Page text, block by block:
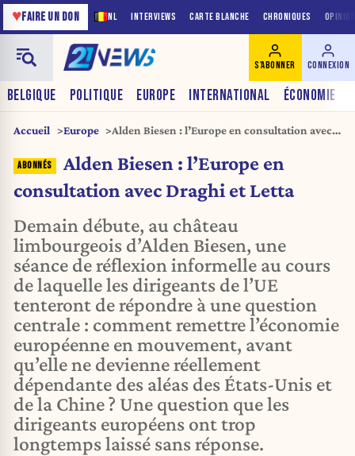
NL INTERVIEWS CARTE BLANCHE CHRONIQUES
♥FAIRE UN DON
BELGIQUE POLITIQUE EUROPE INTERNATIONAL ÉCONOMIE
S'ABONNER CONNEXION
Accueil Europe
Alden Biesen : l’Europe en consultation avec
Alden Biesen : l’Europe en
consultation avec Draghi et Letta
Demain débute, au château
limbourgeois d’Alden Biesen, une
séance de réflexion informelle au cours
de laquelle les dirigeants de l’UE
tenteront de répondre à une question
centrale : comment remettre l’économie
européenne en mouvement, avant
qu’elle ne devienne réellement
dépendante des aléas des États-Unis et
de la Chine ? Une question que les
dirigeants européens ont trop
longtemps laissé sans réponse.